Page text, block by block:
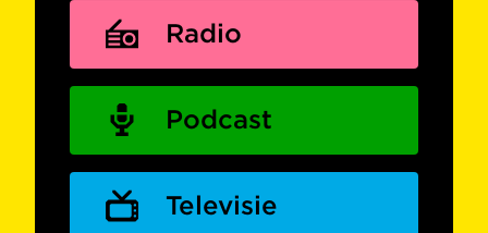
Radio
Podcast
Televisie